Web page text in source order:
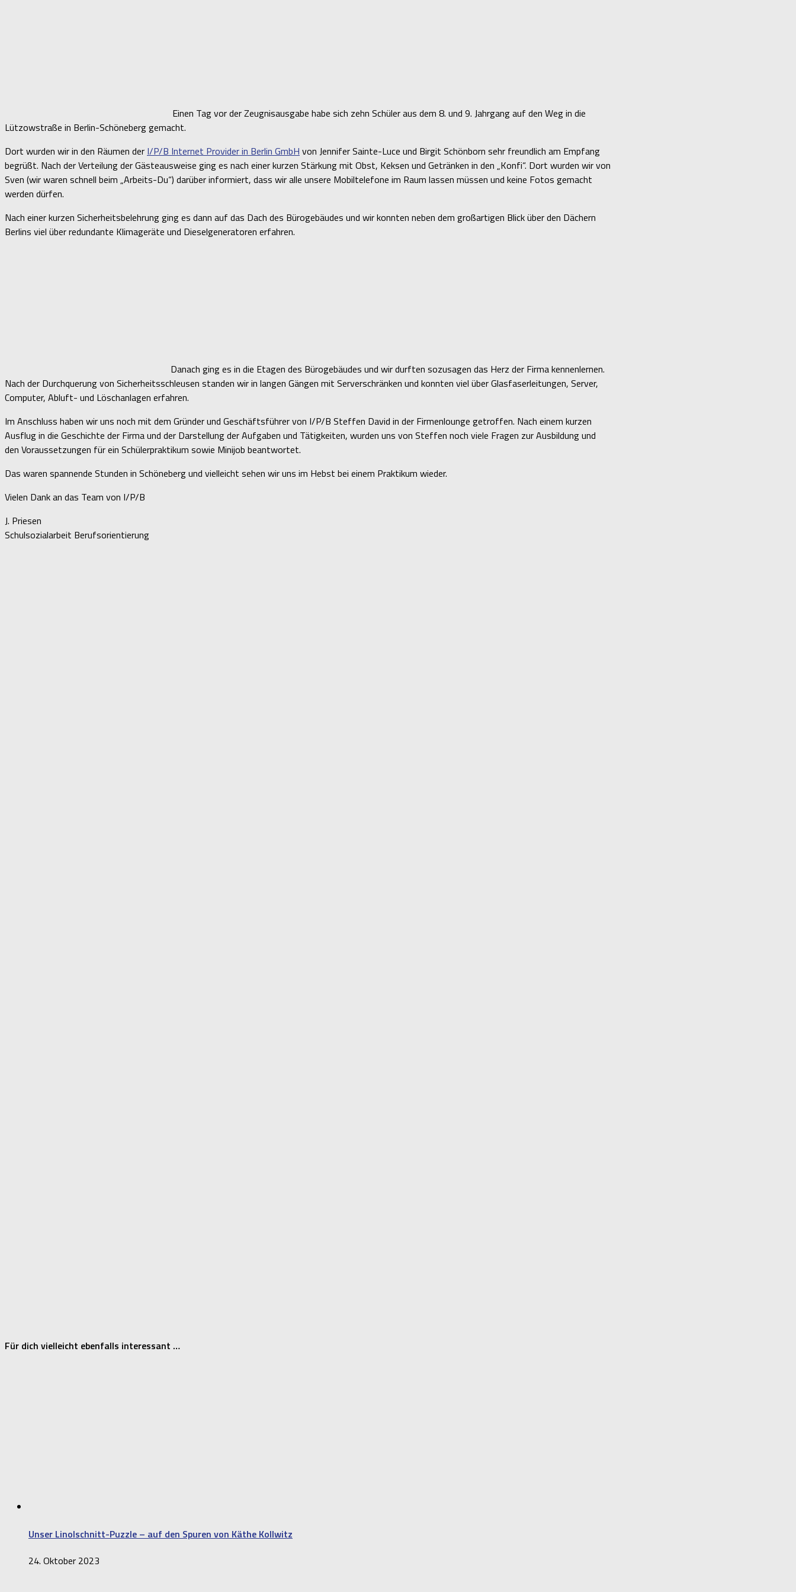
Einen Tag vor der Zeugnisausgabe habe sich zehn Schüler aus dem 8. und 9. Jahrgang auf den Weg in die
Lützowstraße in Berlin-Schöneberg gemacht.
Dort wurden wir in den Räumen der I/P/B Internet Provider in Berlin GmbH von Jennifer Sainte-Luce und Birgit Schönborn sehr freundlich am Empfang
begrüßt. Nach der Verteilung der Gästeausweise ging es nach einer kurzen Stärkung mit Obst, Keksen und Getränken in den „Konfi“. Dort wurden wir von
Sven (wir waren schnell beim „Arbeits-Du“) darüber informiert, dass wir alle unsere Mobiltelefone im Raum lassen müssen und keine Fotos gemacht
werden dürfen.
Nach einer kurzen Sicherheitsbelehrung ging es dann auf das Dach des Bürogebäudes und wir konnten neben dem großartigen Blick über den Dächern
Berlins viel über redundante Klimageräte und Dieselgeneratoren erfahren.
Danach ging es in die Etagen des Bürogebäudes und wir durften sozusagen das Herz der Firma kennenlernen.
Nach der Durchquerung von Sicherheitsschleusen standen wir in langen Gängen mit Serverschränken und konnten viel über Glasfaserleitungen, Server,
Computer, Abluft- und Löschanlagen erfahren.
Im Anschluss haben wir uns noch mit dem Gründer und Geschäftsführer von I/P/B Steffen David in der Firmenlounge getroffen. Nach einem kurzen
Ausflug in die Geschichte der Firma und der Darstellung der Aufgaben und Tätigkeiten, wurden uns von Steffen noch viele Fragen zur Ausbildung und
den Voraussetzungen für ein Schülerpraktikum sowie Minijob beantwortet.
Das waren spannende Stunden in Schöneberg und vielleicht sehen wir uns im Hebst bei einem Praktikum wieder.
Vielen Dank an das Team von I/P/B
J. Priesen
Schulsozialarbeit Berufsorientierung
Für dich vielleicht ebenfalls interessant …
Unser Linolschnitt-Puzzle – auf den Spuren von Käthe Kollwitz
24. Oktober 2023